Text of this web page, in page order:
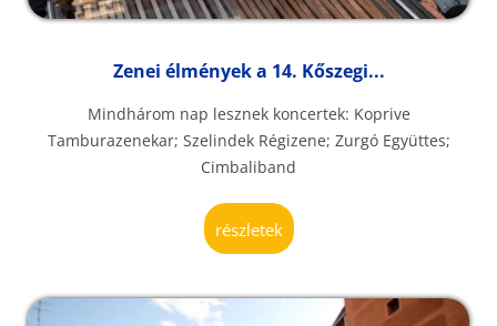
Zenei élmények a 14. Kőszegi...
Mindhárom nap lesznek koncertek: Koprive
Tamburazenekar; Szelindek Régizene; Zurgó Együttes;
Cimbaliband
részletek